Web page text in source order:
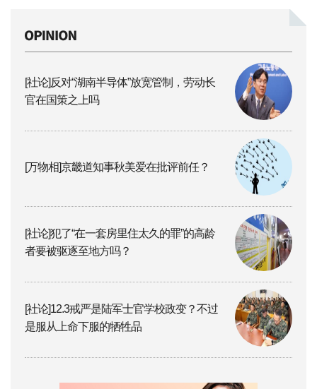
[社论]反对“湖南半导体”放宽管制，劳动长
官在国策之上吗
[万物相]京畿道知事秋美爱在批评前任？
[社论]犯了“在一套房里住太久的罪”的高龄
者要被驱逐至地方吗？
[社论]12.3戒严是陆军士官学校政变？不过
是服从上命下服的牺牲品